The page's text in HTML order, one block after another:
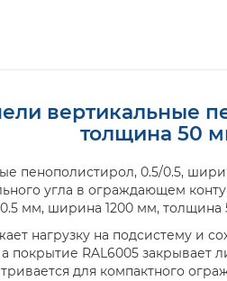
вертикальные
толщина 50
пенополистирол, 0.5/0.5,
угла в ограждающем
мм, ширина 1200 мм,
нагрузку на подсистему и
покрытие RAL6005 закрывает
для компактного